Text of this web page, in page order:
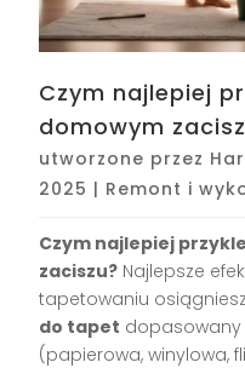
Czym najlepiej
domowym
utworzone przez
2025 | Remont i
Czym najlepiej
zaciszu? Najlepsze
tapetowaniu
do tapet dopasowany
(papierowa, winylowa,